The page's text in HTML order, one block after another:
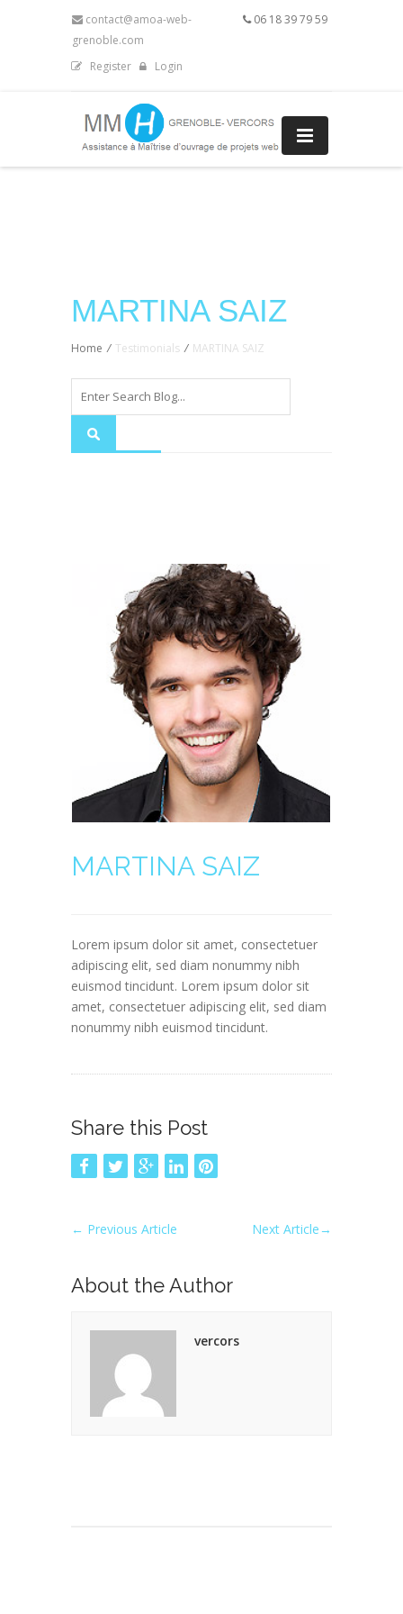
contact@amoa-web-
grenoble.com
06 18 39 79 59
Register Login
MARTINA SAIZ
Home / Testimonials / MARTINA SAIZ
MARTINA SAIZ
Lorem ipsum dolor sit amet, consectetuer
adipiscing elit, sed diam nonummy nibh
euismod tincidunt. Lorem ipsum dolor sit
amet, consectetuer adipiscing elit, sed diam
nonummy nibh euismod tincidunt.
Share this Post
← Previous Article Next Article→
About the Author
vercors